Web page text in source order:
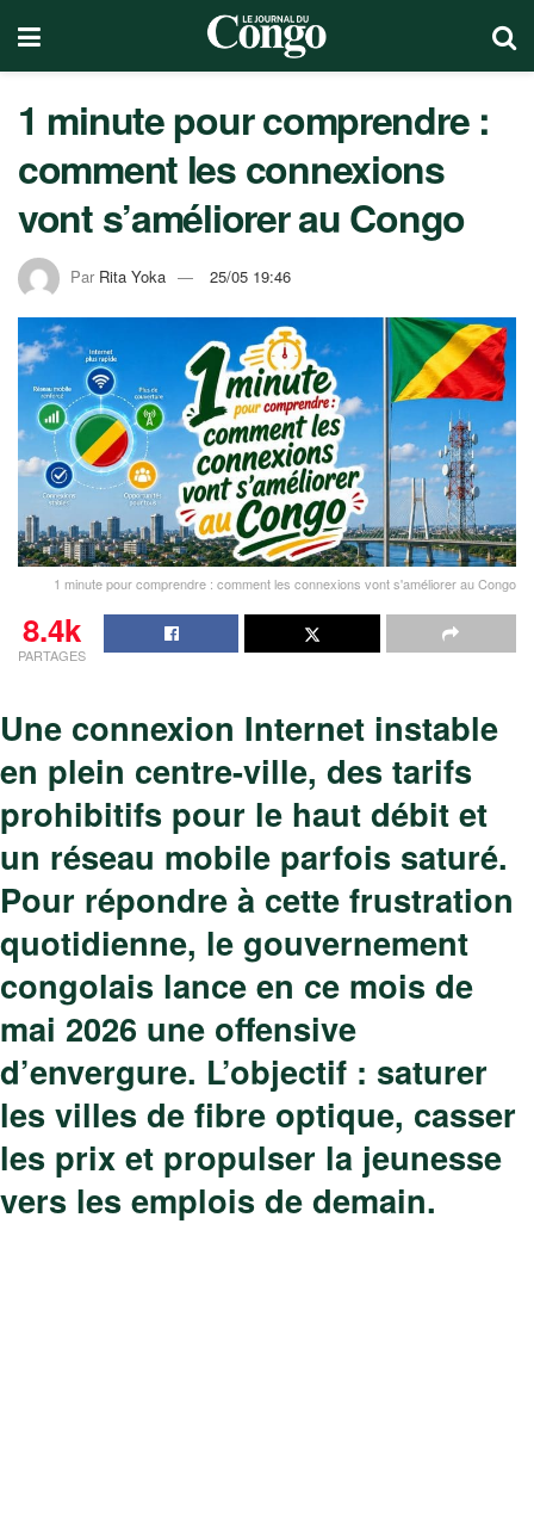
1 minute pour comprendre :
comment les connexions
vont s’améliorer au Congo
Par Rita Yoka 25/05 19:46
1 minute pour comprendre : comment les connexions vont s'améliorer au Congo
8.4k
PARTAGES
Une connexion Internet instable
en plein centre-ville, des tarifs
prohibitifs pour le haut débit et
un réseau mobile parfois saturé.
Pour répondre à cette frustration
quotidienne, le gouvernement
congolais lance en ce mois de
mai 2026 une offensive
d’envergure. L’objectif : saturer
les villes de fibre optique, casser
les prix et propulser la jeunesse
vers les emplois de demain.